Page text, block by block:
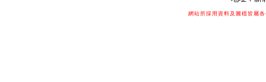
網站所採用資料及圖檔皆屬